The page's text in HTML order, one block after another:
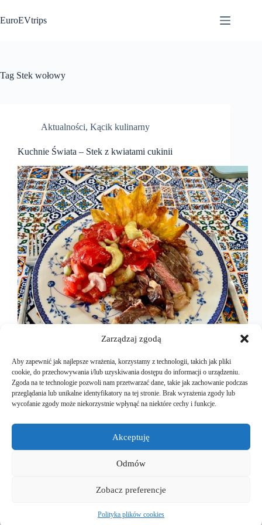
Zarządzaj zgodą
Aby zapewnić jak najlepsze wrażenia, korzystamy z technologii, takich jak pliki
cookie, do przechowywania i/lub uzyskiwania dostępu do informacji o urządzeniu.
Zgoda na te technologie pozwoli nam przetwarzać dane, takie jak zachowanie podczas
przeglądania lub unikalne identyfikatory na tej stronie. Brak wyrażenia zgody lub
wycofanie zgody może niekorzystnie wpłynąć na niektóre cechy i funkcje.
Akceptuję
Odmów
Zobacz preferencje
Polityka plików cookies
do
treści
EuroEVtrips
Tag Stek wołowy
Aktualności, Kącik kulinarny
Kuchnie Świata – Stek z kwiatami cukinii
Stek… to kawał wysokiej jakości wołowiny.
się w ustach. Niestety u nas w Polsce, bardzo ciężko
o dobrej jakości wołowinę na steka. Kiedy jednak
poszukamy, można znaleźć niesamowity kawałek
2024-11-27